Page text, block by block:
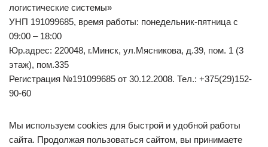
логистические системы»
УНП 191099685, время работы: понедельник-пятница с
09:00 – 18:00
Юр.адрес: 220048, г.Минск, ул.Мясникова, д.39, пом. 1 (3
этаж), пом.335
Регистрация №191099685 от 30.12.2008. Тел.: +375(29)152-
90-60
Мы используем cookies для быстрой и удобной работы
сайта. Продолжая пользоваться сайтом, вы принимаете